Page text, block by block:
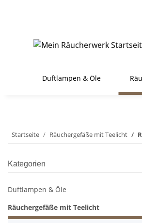
Duftlampen & Öle
Startseite Räuchergefäße mit Teelicht
Kategorien
Duftlampen & Öle
Räuchergefäße mit Teelicht